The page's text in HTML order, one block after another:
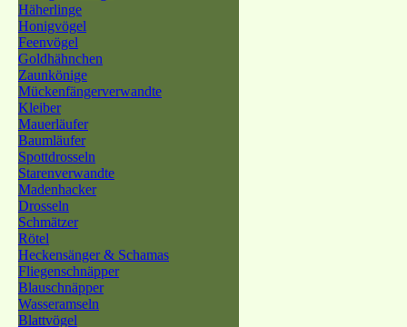
Häherlinge
Honigvögel
Feenvögel
Goldhähnchen
Zaunkönige
Mückenfängerverwandte
Kleiber
Mauerläufer
Baumläufer
Spottdrosseln
Starenverwandte
Madenhacker
Drosseln
Schmätzer
Rötel
Heckensänger & Schamas
Fliegenschnäpper
Blauschnäpper
Wasseramseln
Blattvögel